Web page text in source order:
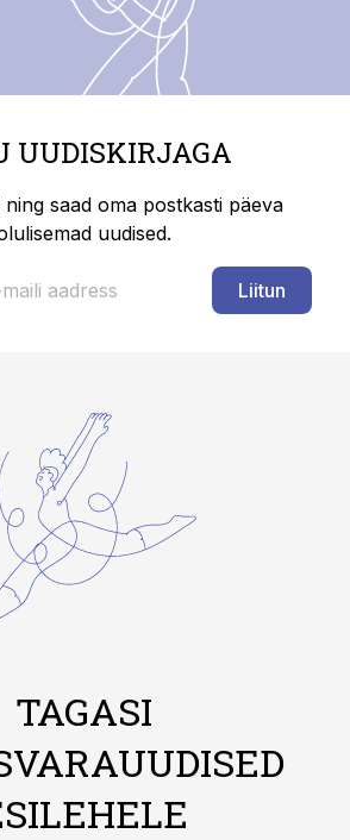
UUDISKIRJAGA
ning saad oma postkasti päeva
uudised.
Liitun
TAGASI